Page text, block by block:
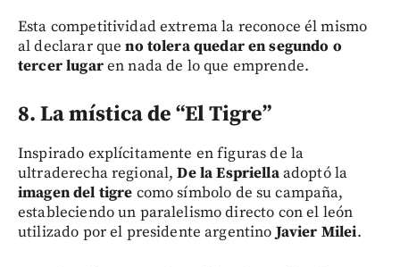
Esta competitividad extrema la reconoce él mismo
al declarar queno tolera quedar en segundo o
tercer lugaren nada de lo que emprende.
8. La mística de “El Tigre”
Inspirado explícitamente en figuras de la
ultraderecha regional,De la Espriellaadoptó la
imagen del tigre como símbolo de su campaña,
estableciendo un paralelismo directo con el león
utilizado por el presidente argentinoJavier Milei.